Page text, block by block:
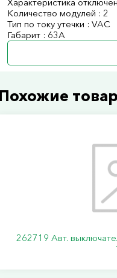
Количество модулей : 2
Тип по току утечки : VAC
Габарит : 63А
262719 Авт.